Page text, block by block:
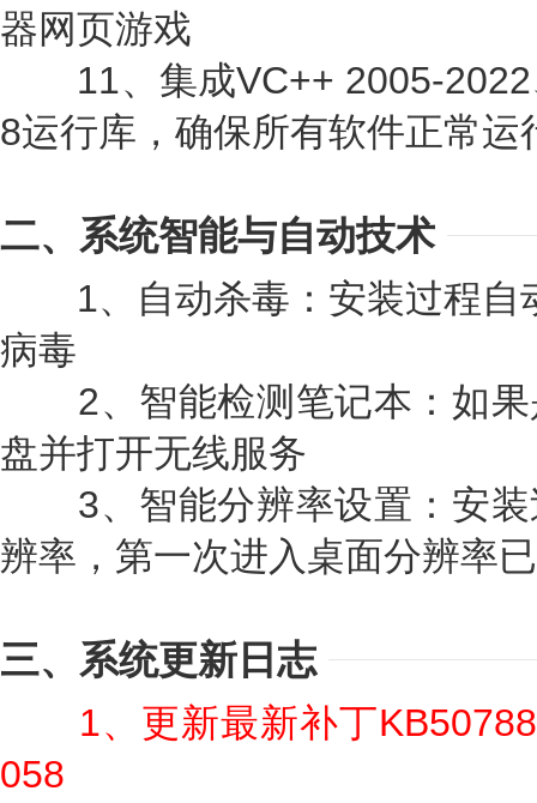
器网页游戏
11、集成VC++ 2005-2022
8运行库，确保所有软件正常运
二、系统智能与自动技术
1、自动杀毒：安装过程自
病毒
2、智能检测笔记本：如果
盘并打开无线服务
3、智能分辨率设置：安装
辨率，第一次进入桌面分辨率
三、系统更新日志
1、更新最新补丁
058